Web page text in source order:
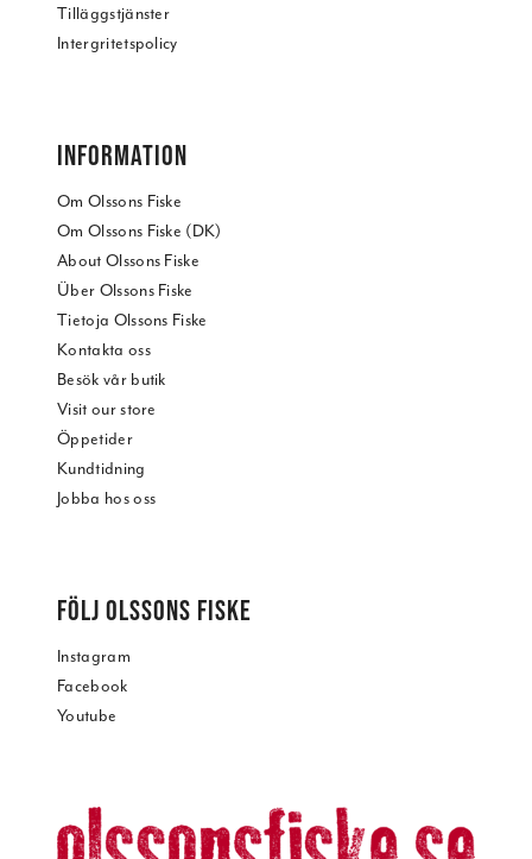
Tilläggstjänster
Intergritetspolicy
INFORMATION
Om Olssons Fiske
Om Olssons Fiske (DK)
About Olssons Fiske
Über Olssons Fiske
Tietoja Olssons Fiske
Kontakta oss
Besök vår butik
Visit our store
Öppetider
Kundtidning
Jobba hos oss
FÖLJ OLSSONS FISKE
Instagram
Facebook
Youtube